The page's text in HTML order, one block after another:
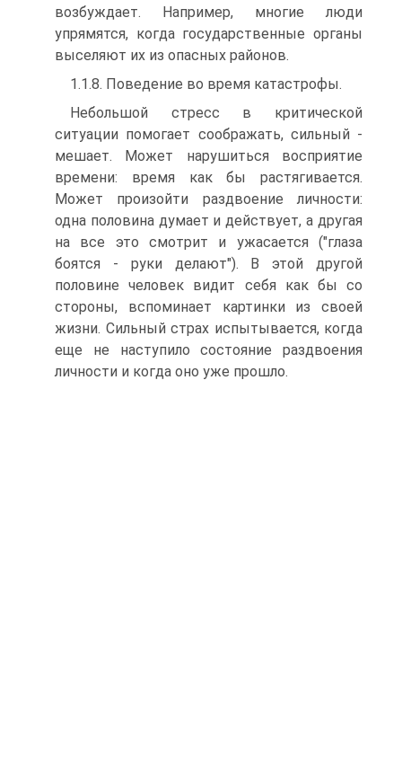
возбуждает. Например, многие люди
упрямятся, когда государственные органы
выселяют их из опасных районов.
1.1.8. Поведение во время катастрофы.
Небольшой стресс в критической
ситуации помогает соображать, сильный -
мешает. Может нарушиться восприятие
времени: время как бы растягивается.
Может произойти раздвоение личности:
одна половина думает и действует, а другая
на все это смотрит и ужасается ("глаза
боятся - руки делают"). В этой другой
половине человек видит себя как бы со
стороны, вспоминает картинки из своей
жизни. Сильный страх испытывается, когда
еще не наступило состояние раздвоения
личности и когда оно уже прошло.